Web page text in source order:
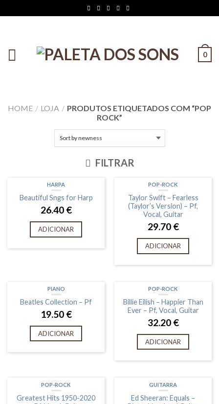
0
HOME / LOJA / PRODUTOS ETIQUETADOS COM “POP
ROCK”
FILTRAR
HARPA
Beautiful Sngs for Harp
26.40 €
ADICIONAR
POP-ROCK
Taylor Swift – Fearless
(Taylor’s Version) – Pf,
Vocal, Guitar
29.70 €
ADICIONAR
PIANO
Beatles Collection – Pf
19.50 €
ADICIONAR
POP-ROCK
Billie Eilish – Happier Than
Ever – Pf, Vocal, Guitar
32.20 €
ADICIONAR
POP-ROCK
Greatest Hits 1950-2020
GUITARRA
Ed Sheeran: Equals –